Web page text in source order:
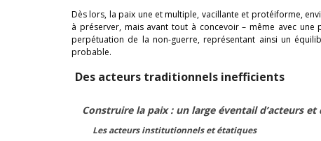
Dès lors, la paix une et multiple, vacillante et protéiforme,
à préserver, mais avant tout à concevoir – même avec une
perpétuation de la non-guerre, représentant ainsi un
probable.
Des acteurs traditionnels inefficients
Construire la paix : un large éventail d’acteurs et
Les acteurs institutionnels et étatiques